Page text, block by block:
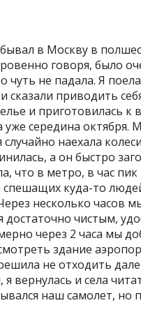
в Москву в
говоря, было
чуть не падала. Я
сказали приводить
и приготовилась
середина октября.
наехала
а он быстро
что в метро, в час пик
куда-то
несколько часов
достаточно чистым,
через 2 часа мы
здание
не отходить
вернулась и села
наш самолет, но